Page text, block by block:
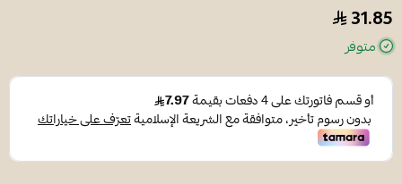
31.85
متوفر